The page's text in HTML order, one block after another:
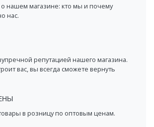
нашем магазине: кто мы и почему
нас.
репутацией нашего магазина.
вас, вы всегда сможете вернуть
в розницу по оптовым ценам.